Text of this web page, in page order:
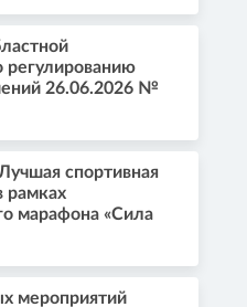
регулированию
26.06.2026 №
спортивная
рамках
марафона «Сила
мероприятий